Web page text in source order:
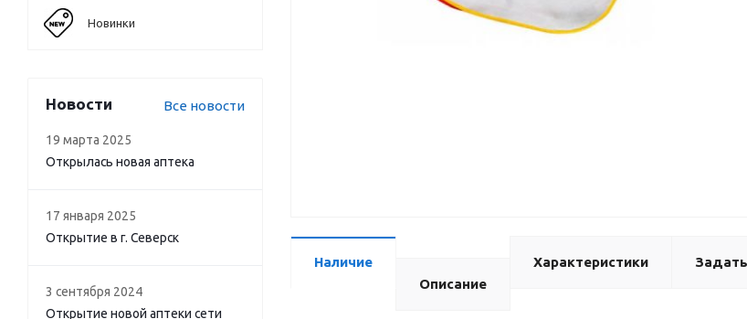
Наличие
Описание
Характеристики
Новинки
Новости Все новости
19 марта 2025
Открылась новая аптека
17 января 2025
Открытие в г. Северск
3 сентября 2024
Открытие новой аптеки сети